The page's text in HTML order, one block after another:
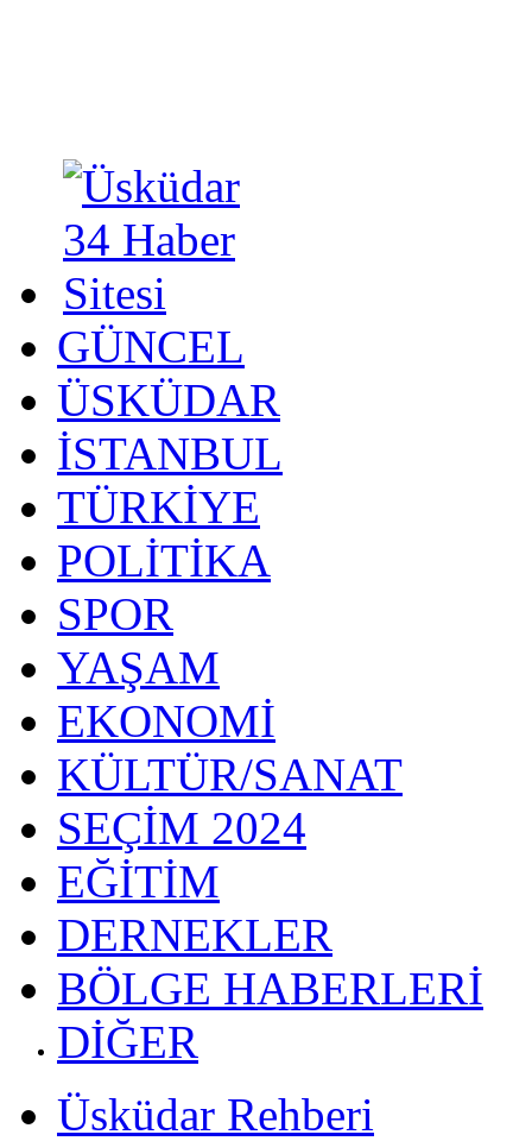
GÜNCEL
ÜSKÜDAR
İSTANBUL
TÜRKİYE
POLİTİKA
SPOR
YAŞAM
EKONOMİ
KÜLTÜR/SANAT
SEÇİM 2024
EĞİTİM
DERNEKLER
BÖLGE HABERLERİ
DİĞER
Üsküdar Rehberi